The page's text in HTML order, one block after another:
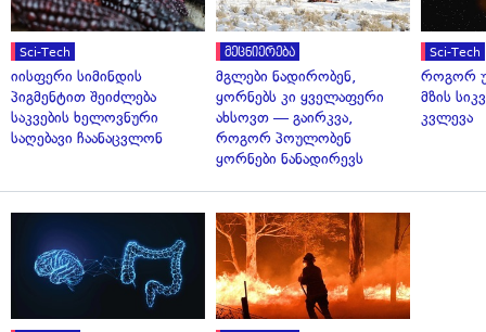
Sci-Tech
იისფერი სიმინდის
პიგმენტით შეიძლება
საკვების ხელოვნური
საღებავი ჩაანაცვლონ
მეცნიერება
მგლები ნადირობენ,
ყორნებს კი ყველაფერი
ახსოვთ — გაირკვა,
როგორ პოულობენ
ყორნები ნანადირევს
Sci-Tech
როგორ
მზის
კვლევა